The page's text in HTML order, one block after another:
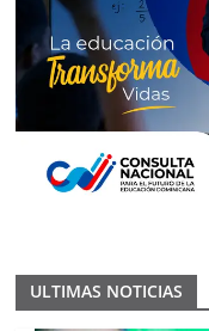
ULTIMAS NOTICIAS